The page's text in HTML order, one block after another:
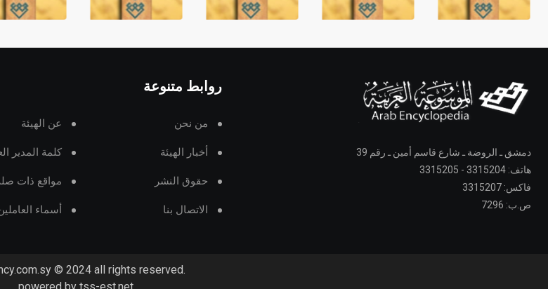
دمشق ـ الروضة ـ شارع قاسم أمين ـ رقم 39
هاتف: 3315204 - 3315205
فاكس: 3315207
ص.ب: 7296
روابط متنوعة
من نحن عن الهيئة
أخبار الهيئة كلمة المدير
حقوق النشر مواقع ذات
الاتصال بنا أسماء
© 2024 all rights reserved.